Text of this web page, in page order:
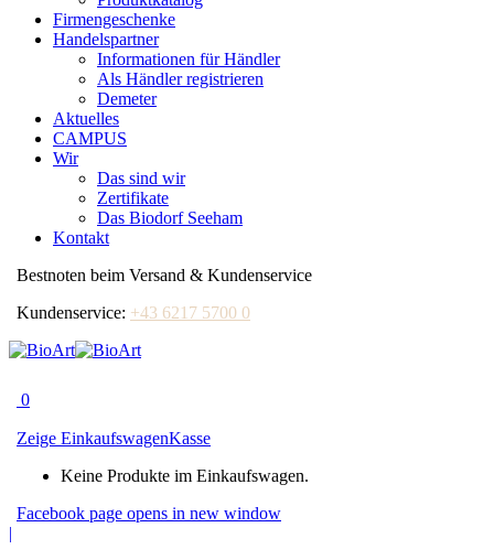
Firmengeschenke
Handelspartner
Informationen für Händler
Als Händler registrieren
Demeter
Aktuelles
CAMPUS
Wir
Das sind wir
Zertifikate
Das Biodorf Seeham
Kontakt
Bestnoten beim Versand & Kundenservice
Kundenservice: +43 6217 5700 0
0
Zeige EinkaufswagenKasse
Keine Produkte im Einkaufswagen.
Facebook page opens in new window
|